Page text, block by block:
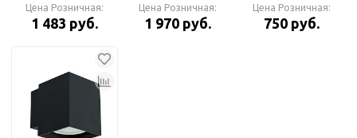
белый DH1703
Цена Розничная:
1 483 руб.
светильник Share
DL051-01-GU10-RD-
Цена Розничная:
1 970 руб.
Светильник
Цена Розничная:
750 руб.